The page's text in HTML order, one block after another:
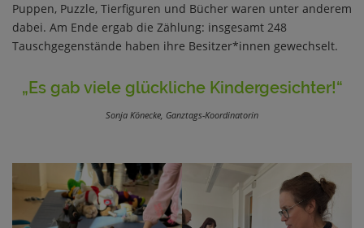
Puppen, Puzzle, Tierfiguren und Bücher waren unter anderem
dabei. Am Ende ergab die Zählung: insgesamt 248
Tauschgegenstände haben ihre Besitzer*innen gewechselt.
„Es gab viele glückliche Kindergesichter!“
Sonja Könecke, Ganztags-Koordinatorin